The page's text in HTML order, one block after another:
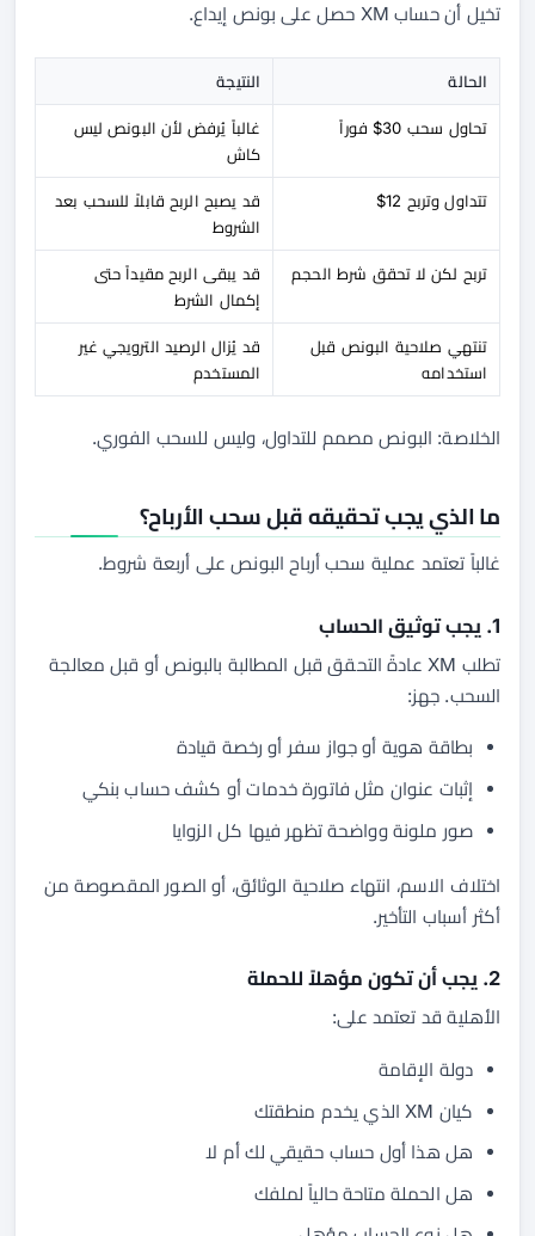
تخيل أن حساب XM حصل على بونص إيداع.
الحالة النتيجة
تحاول سحب 30$ فوراً
غالباً يُرفض لأن البونص ليس
كاش
تتداول وتربح 12$
قد يصبح الربح قابلاً للسحب بعد
الشروط
تربح لكن لا تحقق شرط الحجم
قد يبقى الربح مقيداً حتى
إكمال الشرط
تنتهي صلاحية البونص قبل
استخدامه
قد يُزال الرصيد الترويجي غير
المستخدم
الخلاصة: البونص مصمم للتداول، وليس للسحب الفوري.
ما الذي يجب تحقيقه قبل سحب الأرباح؟
غالباً تعتمد عملية سحب أرباح البونص على أربعة شروط.
1. يجب توثيق الحساب
تطلب XM عادةً التحقق قبل المطالبة بالبونص أو قبل معالجة
السحب. جهز:
بطاقة هوية أو جواز سفر أو رخصة قيادة
إثبات عنوان مثل فاتورة خدمات أو كشف حساب بنكي
صور ملونة وواضحة تظهر فيها كل الزوايا
اختلاف الاسم، انتهاء صلاحية الوثائق، أو الصور المقصوصة من
أكثر أسباب التأخير.
2. يجب أن تكون مؤهلاً للحملة
الأهلية قد تعتمد على:
دولة الإقامة
كيان XM الذي يخدم منطقتك
هل هذا أول حساب حقيقي لك أم لا
هل الحملة متاحة حالياً لملفك